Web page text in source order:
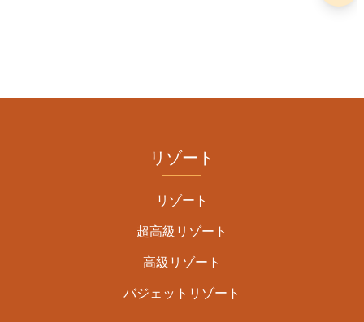
リゾート
リゾート
超高級リゾート
高級リゾート
バジェットリゾート